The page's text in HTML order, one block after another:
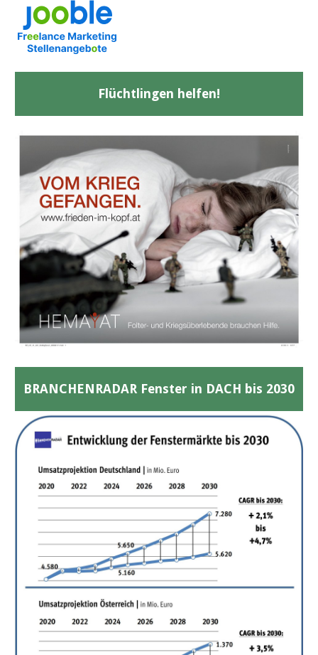
Flüchtlingen helfen!
BRANCHENRADAR Fenster in DACH bis 2030